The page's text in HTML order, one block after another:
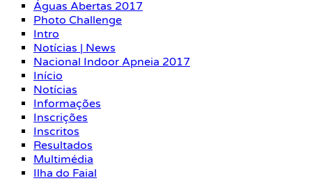
Águas Abertas 2017
Photo Challenge
Intro
Notícias | News
Nacional Indoor Apneia 2017
Início
Notícias
Informações
Inscrições
Inscritos
Resultados
Multimédia
Ilha do Faial